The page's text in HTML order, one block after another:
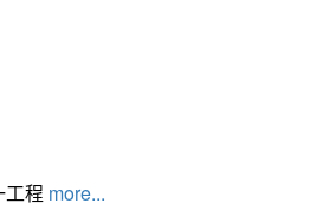
程 more...